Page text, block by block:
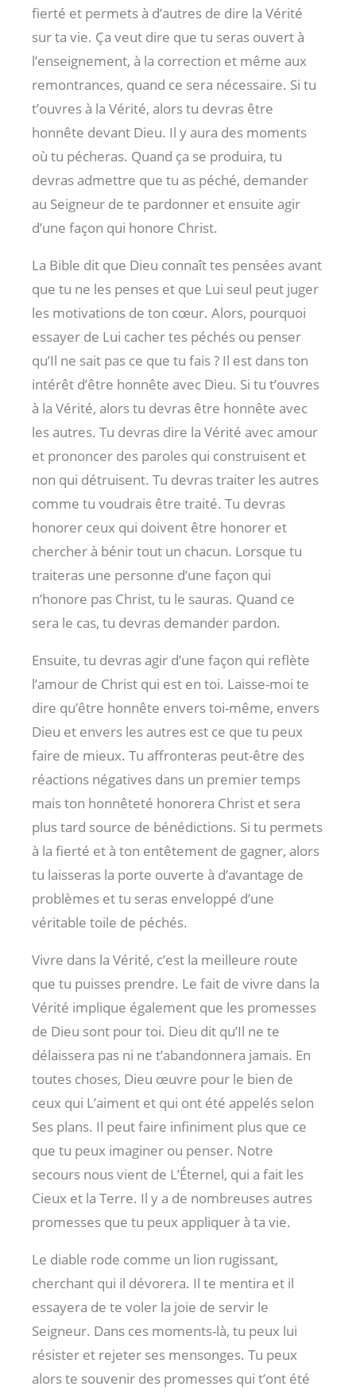
fierté et permets à d’autres de dire la Vérité
sur ta vie. Ça veut dire que tu seras ouvert à
l’enseignement, à la correction et même aux
remontrances, quand ce sera nécessaire. Si tu
t’ouvres à la Vérité, alors tu devras être
honnête devant Dieu. Il y aura des moments
où tu pécheras. Quand ça se produira, tu
devras admettre que tu as péché, demander
au Seigneur de te pardonner et ensuite agir
d’une façon qui honore Christ.
La Bible dit que Dieu connaît tes pensées avant
que tu ne les penses et que Lui seul peut juger
les motivations de ton cœur. Alors, pourquoi
essayer de Lui cacher tes péchés ou penser
qu’Il ne sait pas ce que tu fais ? Il est dans ton
intérêt d’être honnête avec Dieu. Si tu t’ouvres
à la Vérité, alors tu devras être honnête avec
les autres. Tu devras dire la Vérité avec amour
et prononcer des paroles qui construisent et
non qui détruisent. Tu devras traiter les autres
comme tu voudrais être traité. Tu devras
honorer ceux qui doivent être honorer et
chercher à bénir tout un chacun. Lorsque tu
traiteras une personne d’une façon qui
n’honore pas Christ, tu le sauras. Quand ce
sera le cas, tu devras demander pardon.
Ensuite, tu devras agir d’une façon qui reflète
l’amour de Christ qui est en toi. Laisse-moi te
dire qu’être honnête envers toi-même, envers
Dieu et envers les autres est ce que tu peux
faire de mieux. Tu affronteras peut-être des
réactions négatives dans un premier temps
mais ton honnêteté honorera Christ et sera
plus tard source de bénédictions. Si tu permets
à la fierté et à ton entêtement de gagner, alors
tu laisseras la porte ouverte à d’avantage de
problèmes et tu seras enveloppé d’une
véritable toile de péchés.
Vivre dans la Vérité, c’est la meilleure route
que tu puisses prendre. Le fait de vivre dans la
Vérité implique également que les promesses
de Dieu sont pour toi. Dieu dit qu’Il ne te
délaissera pas ni ne t’abandonnera jamais. En
toutes choses, Dieu œuvre pour le bien de
ceux qui L’aiment et qui ont été appelés selon
Ses plans. Il peut faire infiniment plus que ce
que tu peux imaginer ou penser. Notre
secours nous vient de L’Éternel, qui a fait les
Cieux et la Terre. Il y a de nombreuses autres
promesses que tu peux appliquer à ta vie.
Le diable rode comme un lion rugissant,
cherchant qui il dévorera. Il te mentira et il
essayera de te voler la joie de servir le
Seigneur. Dans ces moments-là, tu peux lui
résister et rejeter ses mensonges. Tu peux
alors te souvenir des promesses qui t’ont été